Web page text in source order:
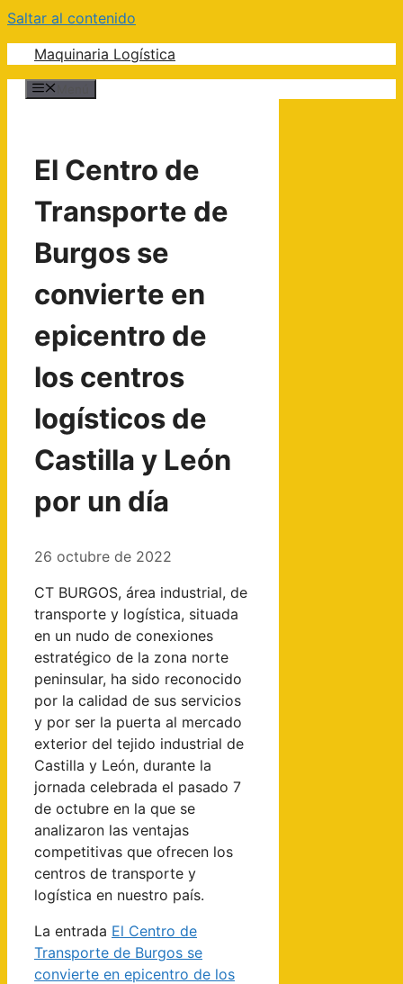
Saltar al contenido
Maquinaria Logística
El Centro de
Transporte de
Burgos se
convierte en
epicentro de
los centros
logísticos de
Castilla y León
por un día
26 octubre de 2022
CT BURGOS, área industrial, de
transporte y logística, situada
en un nudo de conexiones
estratégico de la zona norte
peninsular, ha sido reconocido
por la calidad de sus servicios
y por ser la puerta al mercado
exterior del tejido industrial de
Castilla y León, durante la
jornada celebrada el pasado 7
de octubre en la que se
analizaron las ventajas
competitivas que ofrecen los
centros de transporte y
logística en nuestro país.
La entrada El Centro de
Transporte de Burgos se
convierte en epicentro de los